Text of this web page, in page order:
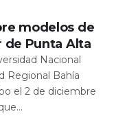
modelos de
de Punta Alta
Nacional
Regional Bahía
el 2 de diciembre